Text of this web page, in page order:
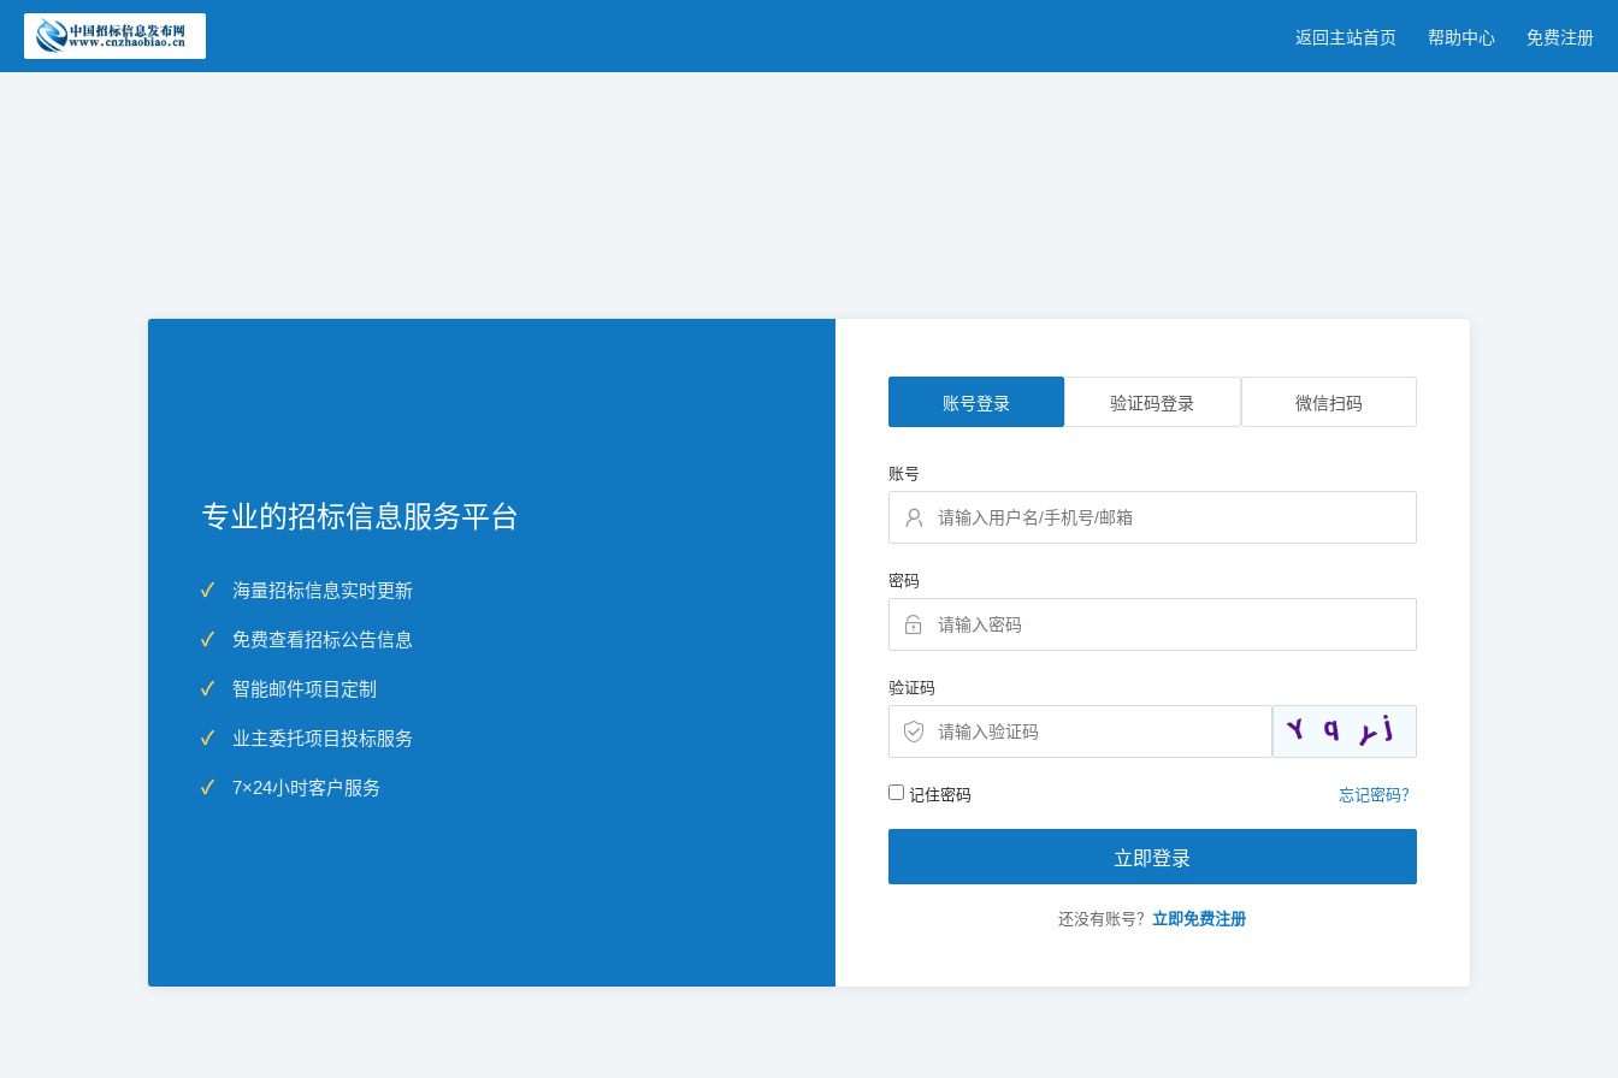
返回主站首页 帮助中心 免费注册
专业的招标信息服务平台
海量招标信息实时更新
免费查看招标公告信息
智能邮件项目定制
业主委托项目投标服务
7×24小时客户服务
账号登录 验证码登录 微信扫码
账号
密码
验证码
记住密码 忘记密码？
立即登录
还没有账号？ 立即免费注册